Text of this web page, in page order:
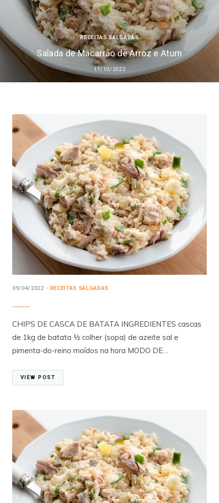
RECEITAS SALGADAS
Salada de Macarrão de Arroz e Atum
17/10/2022
09/04/2022 RECEITAS SALGADAS
CHIPS DE CASCA DE BATATA INGREDIENTES cascas
de 1kg de batata ½ colher (sopa) de azeite sal e
pimenta-do-reino moídos na hora MODO DE…
VIEW POST